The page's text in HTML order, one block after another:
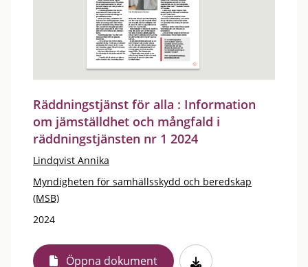
Räddningstjänst för alla : Information
om jämställdhet och mångfald i
räddningstjänsten nr 1 2024
Lindqvist Annika
Myndigheten för samhällsskydd och beredskap
(MSB)
2024
Öppna dokument